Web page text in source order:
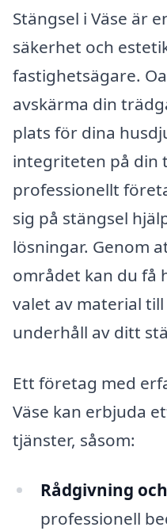
Stängsel i Väse är
säkerhet och
fastighetsägare.
avskärma din
plats för dina
integriteten på din
professionellt
sig på stängsel
lösningar. Genom
området kan du få
valet av material
underhåll av ditt
Ett företag med
Väse kan erbjuda
tjänster, såsom:
Rådgivning
professionell